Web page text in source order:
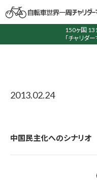
150ヶ国
「チャリダ
2013.02.24
中国民主化へのシナリオ